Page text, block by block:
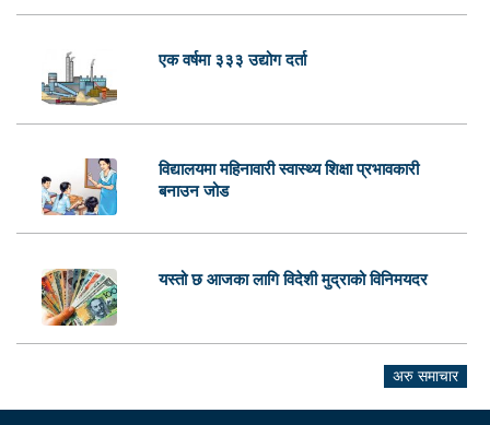
एक वर्षमा ३३३ उद्योग दर्ता
विद्यालयमा महिनावारी स्वास्थ्य शिक्षा प्रभावकारी
बनाउन जोड
यस्तो छ आजका लागि विदेशी मुद्राको विनिमयदर
अरु समाचार